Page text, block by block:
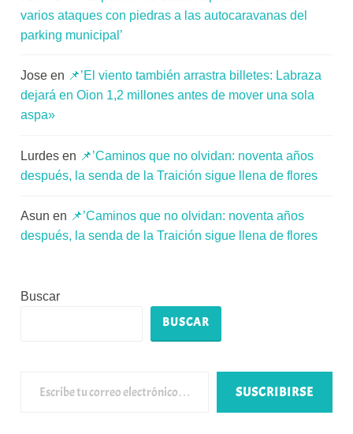
varios ataques con piedras a las autocaravanas del
parking municipal’
Jose en 📌’El viento también arrastra billetes: Labraza
dejará en Oion 1,2 millones antes de mover una sola
aspa»
Lurdes en 📌’Caminos que no olvidan: noventa años
después, la senda de la Traición sigue llena de flores
Asun en 📌’Caminos que no olvidan: noventa años
después, la senda de la Traición sigue llena de flores
Buscar
BUSCAR
SUSCRIBIRSE